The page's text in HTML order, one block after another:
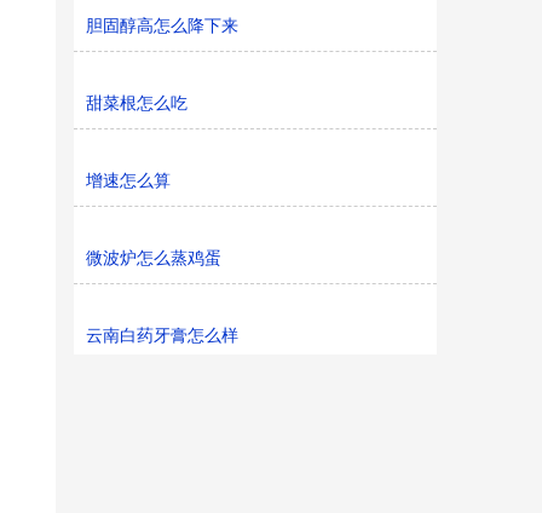
胆固醇高怎么降下来
甜菜根怎么吃
增速怎么算
微波炉怎么蒸鸡蛋
云南白药牙膏怎么样